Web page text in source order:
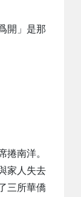
開」是那
捲南洋。
家人失去
三所華僑